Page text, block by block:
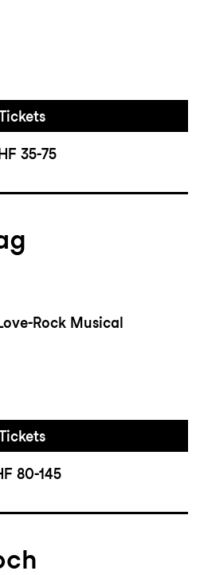
35-75
Rock Musical
80-145